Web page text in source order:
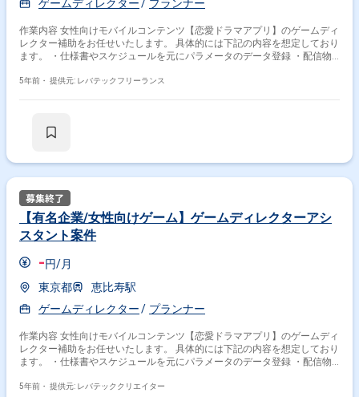
ゲームディレクター
プランナー
作業内容 女性向けモバイルコンテンツ【恋愛ドラマアプリ】のゲームディ
レクター補助をお任せいたします。 具体的には下記の内容を想定しており
ます。 ・仕様書やスケジュールを元にパラメータのデータ登録 ・配信物
ール表の更新（イベント・ガチャなどの定常物のみ） ※スキル、ご経験に
5年前・ 提供元: レバテックフリーランス
【有名企業/女性向けゲーム】ゲームディレクターアシ
スタント案件
-円/月
東京都
恵比寿駅
ゲームディレクター
プランナー
作業内容 女性向けモバイルコンテンツ【恋愛ドラマアプリ】のゲームディ
レクター補助をお任せいたします。 具体的には下記の内容を想定しており
ます。 ・仕様書やスケジュールを元にパラメータのデータ登録 ・配信物
ール表の更新（イベント・ガチャなどの定常物のみ） ※スキル、ご経験に
5年前・ 提供元: レバテッククリエイター